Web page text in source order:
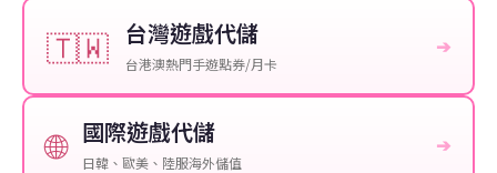
🇹🇼 台灣遊戲代儲
台港澳熱門手遊點券/月卡
➔
🌐 國際遊戲代儲
日韓、歐美、陸服海外儲值
➔